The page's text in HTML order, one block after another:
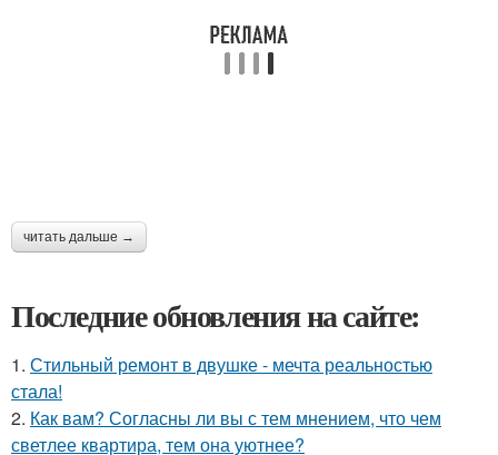
читать дальше →
Последние обновления на сайте:
1. Стильный ремонт в двушке - мечта реальностью
стала!
2. Как вам? Согласны ли вы с тем мнением, что чем
светлее квартира, тем она уютнее?